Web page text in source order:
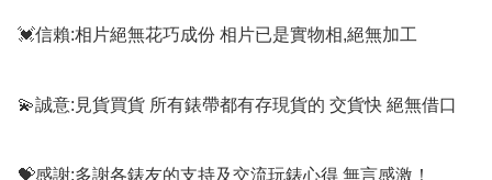
💓信賴:相片絕無花巧成份 相片已是實物相,絕無加工
💫誠意:見貨買貨 所有錶帶都有存現貨的 交貨快 絕無借口
💝感謝:多謝各錶友的支持及交流玩錶心得 無言感激！